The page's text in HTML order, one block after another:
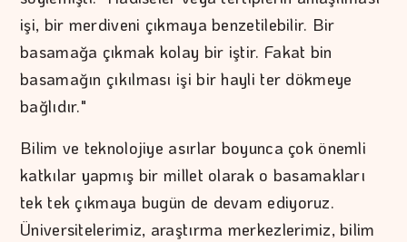
işi, bir merdiveni çıkmaya benzetilebilir. Bir
basamağa çıkmak kolay bir iştir. Fakat bin
basamağın çıkılması işi bir hayli ter dökmeye
bağlıdır."
Bilim ve teknolojiye asırlar boyunca çok önemli
katkılar yapmış bir millet olarak o basamakları
tek tek çıkmaya bugün de devam ediyoruz.
Üniversitelerimiz, araştırma merkezlerimiz, bilim